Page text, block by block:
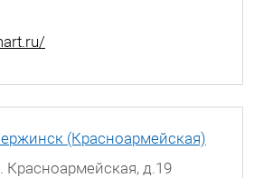
(Красноармейская)
Красноармейская, д.19